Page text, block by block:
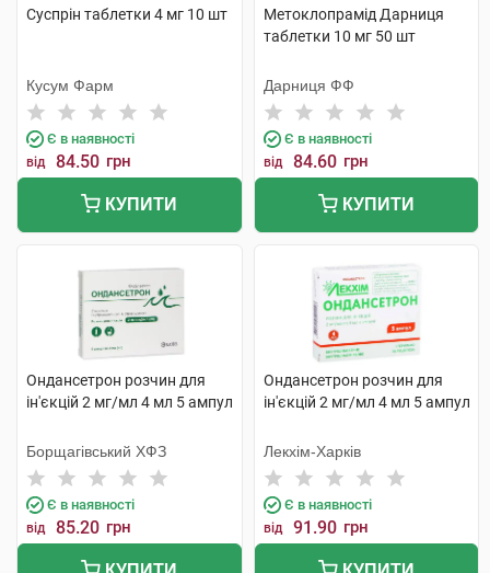
Суспрін таблетки 4 мг 10 шт
Кусум Фарм
Є в наявності
від 84.50 грн
КУПИТИ
Метоклопрамід Дарниця
таблетки 10 мг 50 шт
Дарниця ФФ
Є в наявності
від 84.60 грн
КУПИТИ
Ондансетрон розчин для
ін'єкцій 2 мг/мл 4 мл 5 ампул
Борщагівський ХФЗ
Є в наявності
від 85.20 грн
Ондансетрон розчин для
ін'єкцій 2 мг/мл 4 мл 5 ампул
Лекхім-Харків
Є в наявності
від 91.90 грн